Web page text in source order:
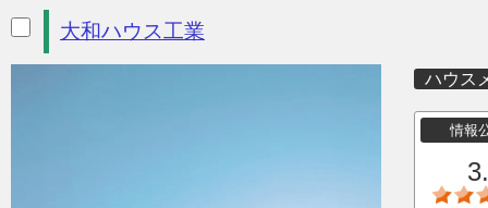
大和ハウス工業
ハウス
情報